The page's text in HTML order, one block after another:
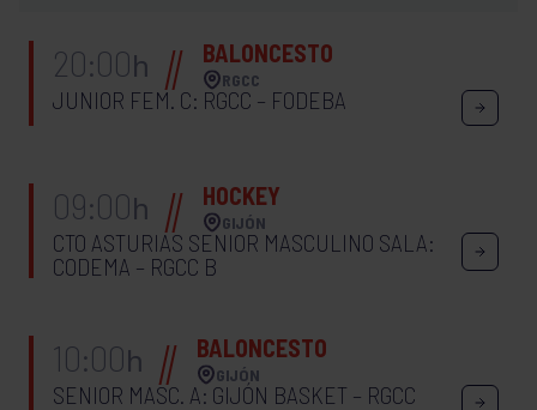
20:00h BALONCESTO
RGCC
JUNIOR FEM. C: RGCC – FODEBA
09:00h HOCKEY
GIJÓN
CTO ASTURIAS SENIOR MASCULINO SALA:
CODEMA – RGCC B
10:00h BALONCESTO
GIJÓN
SENIOR MASC. A: GIJÓN BASKET – RGCC